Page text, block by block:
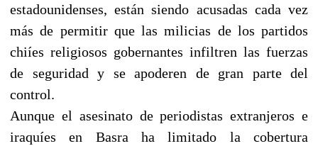
estadounidenses, están siendo acusadas cada vez
más de permitir que las milicias de los partidos
chiíes religiosos gobernantes infiltren las fuerzas
de seguridad y se apoderen de gran parte del
control.
Aunque el asesinato de periodistas extranjeros e
iraquíes en Basra ha limitado la cobertura